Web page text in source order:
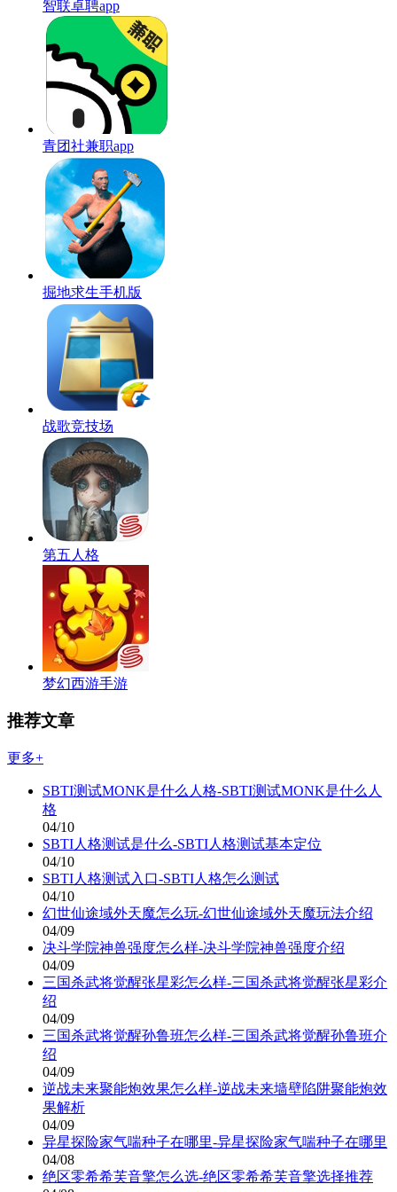
智联卓聘app
青团社兼职app
掘地求生手机版
战歌竞技场
第五人格
梦幻西游手游
推荐文章
更多+
SBTI测试MONK是什么人格-SBTI测试MONK是什么人
格
04/10
SBTI人格测试是什么-SBTI人格测试基本定位
04/10
SBTI人格测试入口-SBTI人格怎么测试
04/10
幻世仙途域外天魔怎么玩-幻世仙途域外天魔玩法介绍
04/09
决斗学院神兽强度怎么样-决斗学院神兽强度介绍
04/09
三国杀武将觉醒张星彩怎么样-三国杀武将觉醒张星彩介
绍
04/09
三国杀武将觉醒孙鲁班怎么样-三国杀武将觉醒孙鲁班介
绍
04/09
逆战未来聚能炮效果怎么样-逆战未来墙壁陷阱聚能炮效
果解析
04/09
异星探险家气喘种子在哪里-异星探险家气喘种子在哪里
04/08
绝区零希希芙音擎怎么选-绝区零希希芙音擎选择推荐